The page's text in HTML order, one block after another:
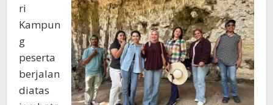
ri
Kampun
g
peserta
berjalan
diatas